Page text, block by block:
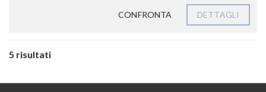
CONFRONTA DETTAGLI
5 risultati